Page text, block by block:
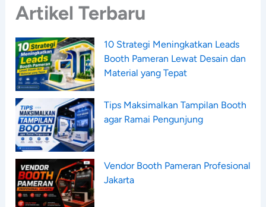
Artikel Terbaru
10 Strategi Meningkatkan Leads
Booth Pameran Lewat Desain dan
Material yang Tepat
Tips Maksimalkan Tampilan Booth
agar Ramai Pengunjung
Vendor Booth Pameran Profesional
Jakarta